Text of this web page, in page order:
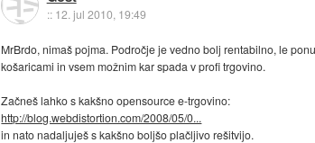
:: 12. jul 2010, 19:49
MrBrdo, nimaš pojma. Področje je vedno bolj rentabilno, le
košaricami in vsem možnim kar spada v profi trgovino.
Začneš lahko s kakšno opensource e-trgovino:
http://blog.webdistortion.com/2008/05/0...
in nato nadaljuješ s kakšno boljšo plačljivo rešitvijo.